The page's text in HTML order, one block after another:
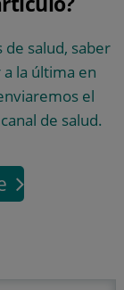
salud, saber
la última en
el
de salud.